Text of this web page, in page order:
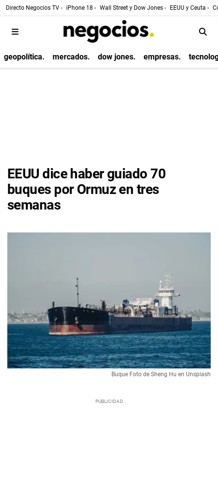
Directo Negocios TV - iPhone 18 - Wall Street y Dow Jones - EEUU y Ceuta -
geopolítica. mercados. dow jones. empresas.
EEUU dice haber guiado 70
buques por Ormuz en tres
semanas
Buque Foto de Sheng Hu en Unsplash